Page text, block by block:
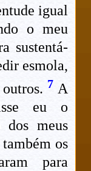
igual
o meu
sustentá-
esmola,
7 A
eu o
dos meus
os
para